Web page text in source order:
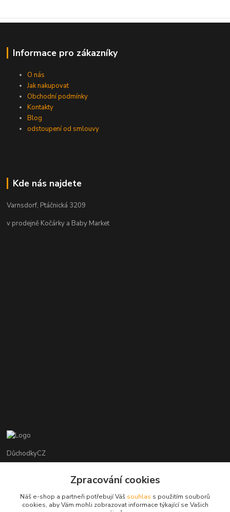
Informace pro zákazníky
O nás
Jak nakupovat
Obchodní podmínky
Kontakty
Blog
odstoupení od smlouvy
Kde nás najdete
Varnsdorf, Ptáčnická 3209
v prodejně Kočárky a Baby Market
DůchodkyCZ
+420 412384749
objednavky@duchodky.cz
Zpracování cookies
Náš e-shop a partneři potřebují Váš souhlas s použitím souborů
cookies, aby Vám mohli zobrazovat informace týkající se Vašich